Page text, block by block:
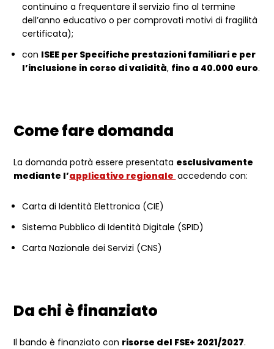
continuino a frequentare il servizio fino al termine
dell’anno educativo o per comprovati motivi di fragilità
certificata);
con ISEE per Specifiche prestazioni familiari e per
l’inclusione in corso di validità, fino a 40.000 euro.
Come fare domanda
La domanda potrà essere presentata esclusivamente
mediante l’applicativo regionale accedendo con:
Carta di Identità Elettronica (CIE)
Sistema Pubblico di Identità Digitale (SPID)
Carta Nazionale dei Servizi (CNS)
Da chi è finanziato
Il bando è finanziato con risorse del FSE+ 2021/2027.